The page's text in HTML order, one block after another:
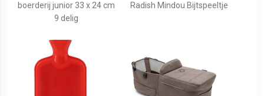
boerderij junior 33 x 24 cm
9 delig
Radish Mindou Bijtspeeltje